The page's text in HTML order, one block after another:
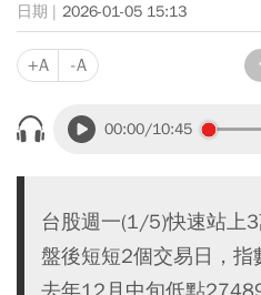
2026-01-05 15:13
+A -A
00:00/10:45
台股週一(1/5)快速站上
盤後短短2個交易日，